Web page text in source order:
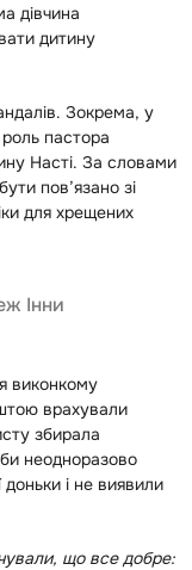
дівчина
дитину
Зокрема, у
пастора
Насті. За словами
пов’язано зі
для хрещених
Інни
виконкому
врахували
збирала
неодноразово
і не виявили
що все добре: